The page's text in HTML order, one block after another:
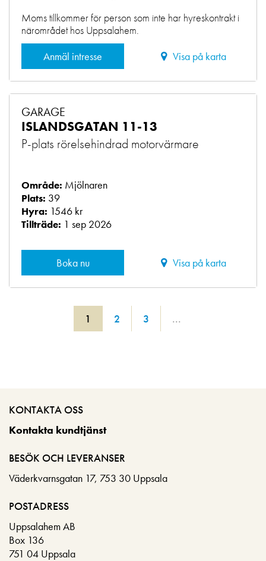
Moms tillkommer för person som inte har hyreskontrakt i
närområdet hos Uppsalahem.
Anmäl intresse
Visa på karta
GARAGE
ISLANDSGATAN 11-13
P-plats rörelsehindrad motorvärmare
Område: Mjölnaren
Plats: 39
Hyra: 1546 kr
Tillträde: 1 sep 2026
Boka nu Visa på karta
1 2 3 ...
KONTAKTA OSS
Kontakta kundtjänst
BESÖK OCH LEVERANSER
Väderkvarnsgatan 17, 753 30 Uppsala
POSTADRESS
Uppsalahem AB
Box 136
751 04 Uppsala